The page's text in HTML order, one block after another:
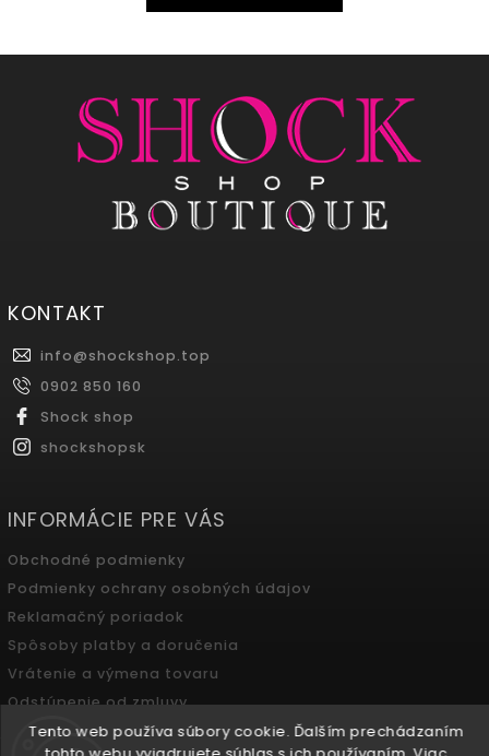
Tento web používa súbory cookie. Ďalším prechádzaním
KONTAKT
info@shockshop.top
0902 850 160
Shock shop
shockshopsk
INFORMÁCIE PRE VÁS
Obchodné podmienky
Podmienky ochrany osobných údajov
Reklamačný poriadok
Spôsoby platby a doručenia
Vrátenie a výmena tovaru
Odstúpenie od zmluvy